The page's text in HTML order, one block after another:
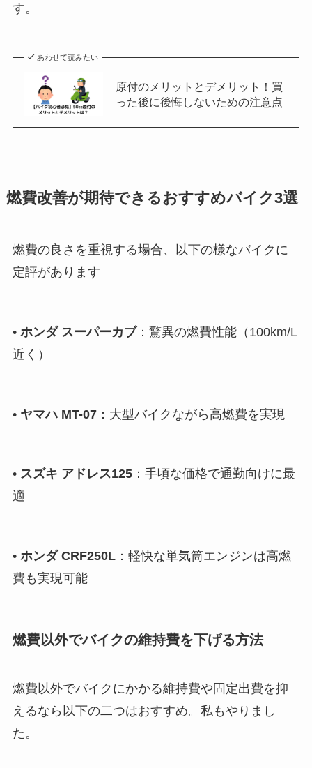
す。
あわせて読みたい
原付のメリットとデメリット！買
った後に後悔しないための注意点
燃費改善が期待できるおすすめバイク3選
燃費の良さを重視する場合、以下の様なバイクに
定評があります
• ホンダ スーパーカブ：驚異の燃費性能（100km/L
近く）
• ヤマハ MT-07：大型バイクながら高燃費を実現
• スズキ アドレス125：手頃な価格で通勤向けに最
適
• ホンダ CRF250L：軽快な単気筒エンジンは高燃
費も実現可能
燃費以外でバイクの維持費を下げる方法
燃費以外でバイクにかかる維持費や固定出費を抑
えるなら以下の二つはおすすめ。私もやりまし
た。